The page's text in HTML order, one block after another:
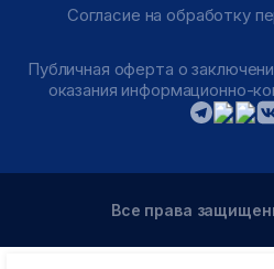
Согласие на обработку
Публичная оферта о
оказания информационно-
Все права